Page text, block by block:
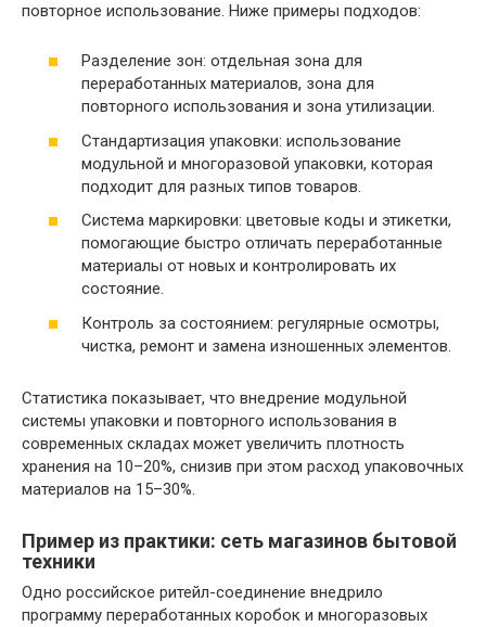
повторное использование. Ниже примеры подходов:
Разделение зон: отдельная зона для
переработанных материалов, зона для
повторного использования и зона утилизации.
Стандартизация упаковки: использование
модульной и многоразовой упаковки, которая
подходит для разных типов товаров.
Система маркировки: цветовые коды и этикетки,
помогающие быстро отличать переработанные
материалы от новых и контролировать их
состояние.
Контроль за состоянием: регулярные осмотры,
чистка, ремонт и замена изношенных элементов.
Статистика показывает, что внедрение модульной
системы упаковки и повторного использования в
современных складах может увеличить плотность
хранения на 10–20%, снизив при этом расход упаковочных
материалов на 15–30%.
Пример из практики: сеть магазинов бытовой
техники
Одно российское ритейл-соединение внедрило
программу переработанных коробок и многоразовых